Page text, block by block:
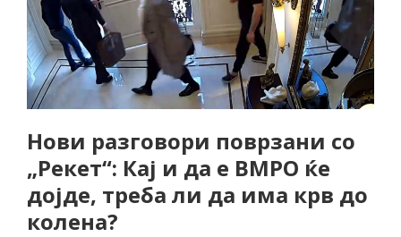
Нови разговори поврзани со
„Рекет“: Кај и да е ВМРО ќе
дојде, треба ли да има крв до
колена?